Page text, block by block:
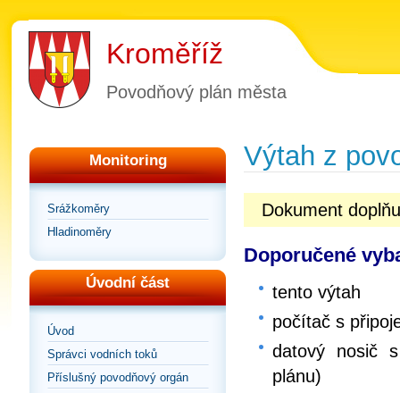
Kroměříž
Povodňový plán města
Monitoring
Srážkoměry
Hladinoměry
Úvodní část
Úvod
Správci vodních toků
Příslušný povodňový orgán
Výtah z
Dokument
Doporučené
tento výtah
počítač s
datový nosič
plánu)